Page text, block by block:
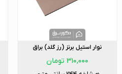
نوار استیل برنز (رز گلد) براق
۳۱۰,۰۰۰ تومان